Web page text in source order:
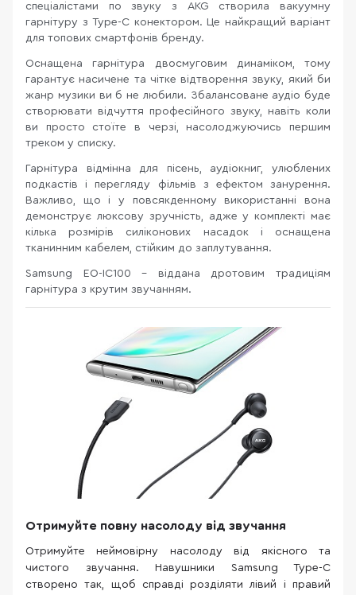
спеціалістами по звуку з AKG створила вакуумну
гарнітуру з Type-C конектором. Це найкращий варіант
для топових смартфонів бренду.
Оснащена гарнітура двосмуговим динаміком, тому
гарантує насичене та чітке відтворення звуку, який би
жанр музики ви б не любили. Збалансоване аудіо буде
створювати відчуття професійного звуку, навіть коли
ви просто стоїте в черзі, насолоджуючись першим
треком у списку.
Гарнітура відмінна для пісень, аудіокниг, улюблених
подкастів і перегляду фільмів з ефектом занурення.
Важливо, що і у повсякденному використанні вона
демонструє люксову зручність, адже у комплекті має
кілька розмірів силіконових насадок і оснащена
тканинним кабелем, стійким до заплутування.
Samsung EO-IC100 - віддана дротовим традиціям
гарнітура з крутим звучанням.
Отримуйте повну насолоду від звучання
Отримуйте неймовірну насолоду від якісного та
чистого звучання. Навушники Samsung Type-C
створено так, щоб справді розділяти лівий і правий